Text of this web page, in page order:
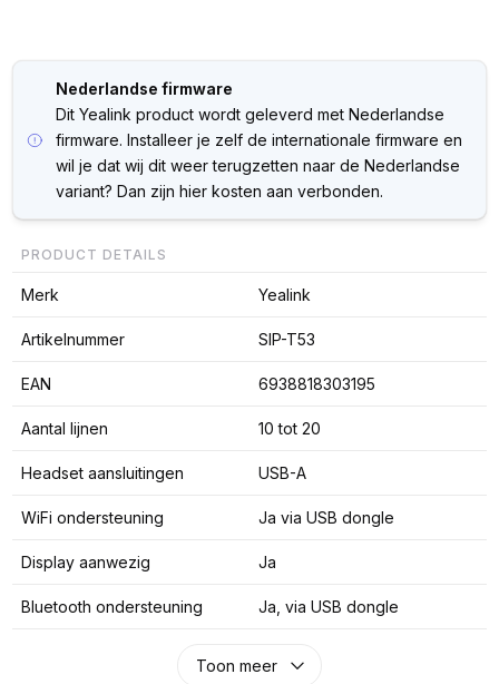
Nederlandse firmware
Dit Yealink product wordt geleverd met Nederlandse
firmware. Installeer je zelf de internationale firmware en
wil je dat wij dit weer terugzetten naar de Nederlandse
variant? Dan zijn hier kosten aan verbonden.
PRODUCT DETAILS
Merk Yealink
Artikelnummer SIP-T53
EAN 6938818303195
Aantal lijnen 10 tot 20
Headset aansluitingen USB-A
WiFi ondersteuning Ja via USB dongle
Display aanwezig Ja
Bluetooth ondersteuning Ja, via USB dongle
Toon meer